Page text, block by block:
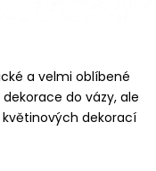
a velmi oblíbené
do vázy, ale
dekorací